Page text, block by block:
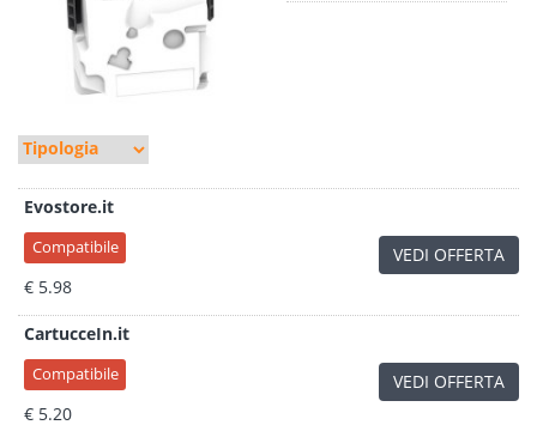
Evostore.it
Compatibile
€ 5.98
VEDI OFFERTA
CartucceIn.it
Compatibile
€ 5.20
VEDI OFFERTA